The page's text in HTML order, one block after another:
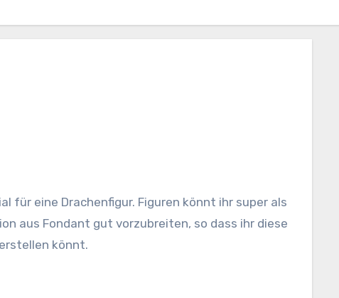
aus Fondant gut vorzubreiten, so dass ihr diese
könnt.